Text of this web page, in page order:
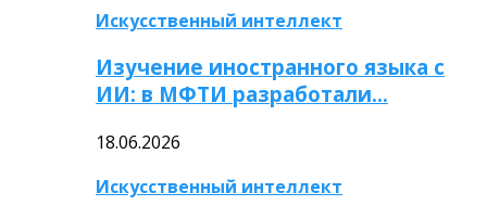
Искусственный интеллект
Изучение иностранного языка с
ИИ: в МФТИ разработали…
18.06.2026
Искусственный интеллект